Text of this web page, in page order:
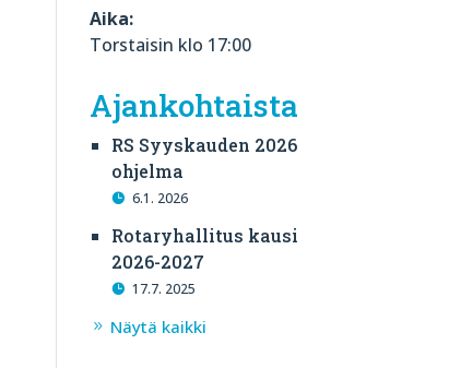
Aika:
Torstaisin klo 17:00
Ajankohtaista
RS Syyskauden 2026
ohjelma
6.1. 2026
Rotaryhallitus kausi
2026-2027
17.7. 2025
Näytä kaikki